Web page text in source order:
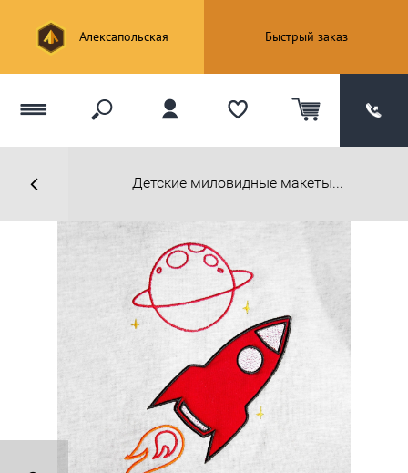
Алексапольская Быстрый заказ
Детские миловидные макеты...